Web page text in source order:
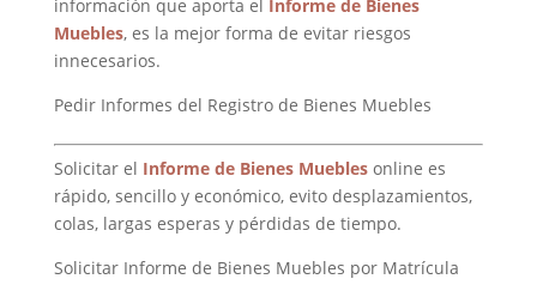
información que aporta el Informe de Bienes
Muebles, es la mejor forma de evitar riesgos
innecesarios.
Pedir Informes del Registro de Bienes Muebles
Solicitar el Informe de Bienes Mueblesonline es
rápido, sencillo y económico, evito desplazamientos,
colas, largas esperas y pérdidas de tiempo.
Solicitar Informe de Bienes Muebles por Matrícula